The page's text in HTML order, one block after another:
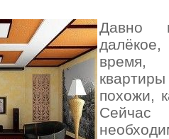
Давно
время,
похожи,